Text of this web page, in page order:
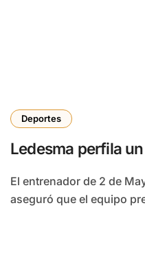
Deportes
Ledesma perfila
El entrenador de 2 de Mayo, Eduardo Ledesma,
aseguró que el equipo